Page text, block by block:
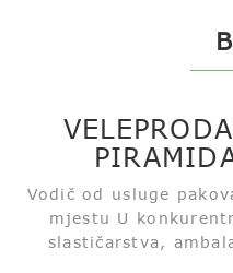
Vodič od usluge
mjestu U
slastičarstva,